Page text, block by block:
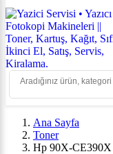
Ana Sayfa
Toner
Hp 90X-CE390X